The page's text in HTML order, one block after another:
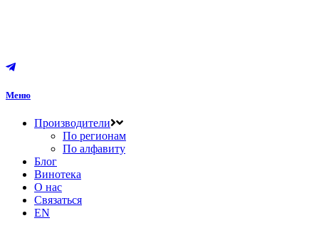
Меню
Производители
По регионам
По алфавиту
Блог
Винотека
О нас
Связаться
EN